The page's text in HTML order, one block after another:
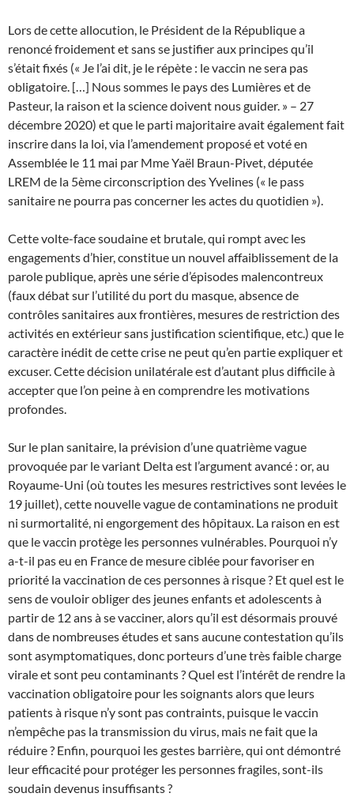
Lors de cette allocution, le Président de la République a
renoncé froidement et sans se justifier aux principes qu’il
s’était fixés (« Je l’ai dit, je le répète : le vaccin ne sera pas
obligatoire. […] Nous sommes le pays des Lumières et de
Pasteur, la raison et la science doivent nous guider. » – 27
décembre 2020) et que le parti majoritaire avait également fait
inscrire dans la loi, via l’amendement proposé et voté en
Assemblée le 11 mai par Mme Yaël Braun-Pivet, députée
LREM de la 5ème circonscription des Yvelines (« le pass
sanitaire ne pourra pas concerner les actes du quotidien »).
Cette volte-face soudaine et brutale, qui rompt avec les
engagements d’hier, constitue un nouvel affaiblissement de la
parole publique, après une série d’épisodes malencontreux
(faux débat sur l’utilité du port du masque, absence de
contrôles sanitaires aux frontières, mesures de restriction des
activités en extérieur sans justification scientifique, etc.) que le
caractère inédit de cette crise ne peut qu’en partie expliquer et
excuser. Cette décision unilatérale est d’autant plus difficile à
accepter que l’on peine à en comprendre les motivations
profondes.
Sur le plan sanitaire, la prévision d’une quatrième vague
provoquée par le variant Delta est l’argument avancé : or, au
Royaume-Uni (où toutes les mesures restrictives sont levées le
19 juillet), cette nouvelle vague de contaminations ne produit
ni surmortalité, ni engorgement des hôpitaux. La raison en est
que le vaccin protège les personnes vulnérables. Pourquoi n’y
a-t-il pas eu en France de mesure ciblée pour favoriser en
priorité la vaccination de ces personnes à risque ? Et quel est le
sens de vouloir obliger des jeunes enfants et adolescents à
partir de 12 ans à se vacciner, alors qu’il est désormais prouvé
dans de nombreuses études et sans aucune contestation qu’ils
sont asymptomatiques, donc porteurs d’une très faible charge
virale et sont peu contaminants ? Quel est l’intérêt de rendre la
vaccination obligatoire pour les soignants alors que leurs
patients à risque n’y sont pas contraints, puisque le vaccin
n’empêche pas la transmission du virus, mais ne fait que la
réduire ? Enfin, pourquoi les gestes barrière, qui ont démontré
leur efficacité pour protéger les personnes fragiles, sont-ils
soudain devenus insuffisants ?